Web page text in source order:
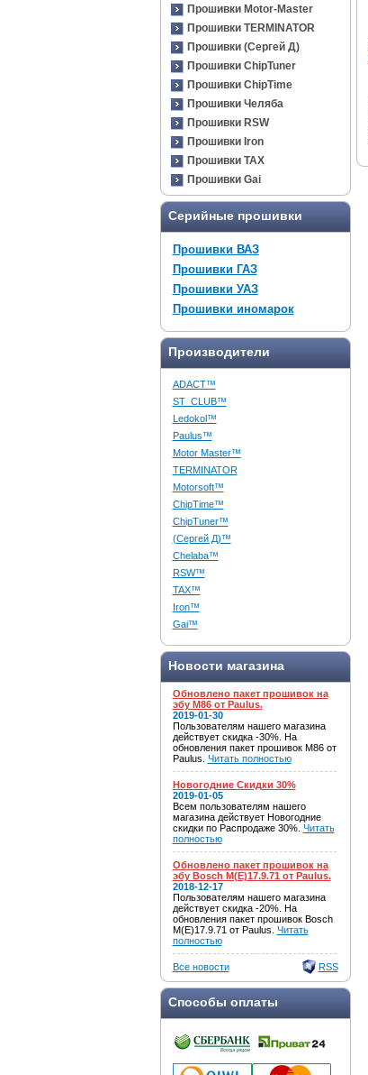
Прошивки Motor-Master
Прошивки TERMINATOR
Прошивки (Сергей Д)
Прошивки ChipTuner
Прошивки ChipTime
Прошивки Челяба
Прошивки RSW
Прошивки Iron
Прошивки TAX
Прошивки Gai
Серийные прошивки
Прошивки ВАЗ
Прошивки ГАЗ
Прошивки УАЗ
Прошивки иномарок
Производители
ADACT™
ST_CLUB™
Ledokol™
Paulus™
Motor Master™
TERMINATOR
Motorsoft™
ChipTime™
ChipTuner™
(Сергей Д)™
Chelaba™
RSW™
TAX™
Iron™
Gai™
Новости магазина
Обновлено пакет прошивок на
эбу M86 от Paulus.
2019-01-30
Пользователям нашего магазина
действует скидка -30%. На
обновления пакет прошивок M86 от
Paulus. Читать полностью
Новогодние Скидки 30%
2019-01-05
Всем пользователям нашего
магазина действует Новогодние
скидки по Распродаже 30%. Читать
полностью
Обновлено пакет прошивок на
эбу Bosch M(E)17.9.71 от Paulus.
2018-12-17
Пользователям нашего магазина
действует скидка -20%. На
обновления пакет прошивок Bosch
M(E)17.9.71 от Paulus. Читать
полностью
Все новости RSS
Способы оплаты